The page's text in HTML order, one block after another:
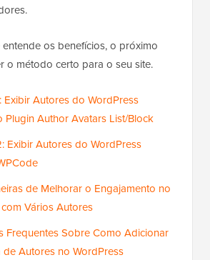
os benefícios, o próximo
o método certo para o seu site.
Exibir Autores do WordPress
Plugin Author Avatars List/Block
Exibir Autores do WordPress
de Melhorar o Engajamento no
Vários Autores
Frequentes Sobre Como Adicionar
de Autores no WordPress